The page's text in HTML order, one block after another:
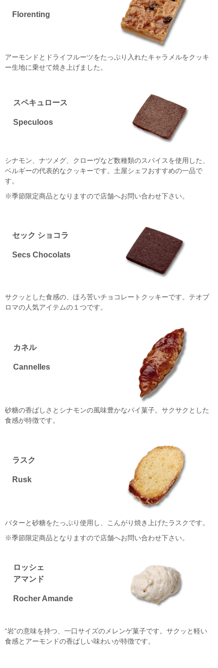
Florenting
アーモンドとドライフルーツをたっぷり入れたキャラメルをクッキ
ー生地に乗せて焼き上げました。
スペキュロース
Speculoos
シナモン、ナツメグ、クローヴなど数種類のスパイスを使用した、
ベルギーの代表的なクッキーです。土屋シェフおすすめの一品で
す。
※季節限定商品となりますので店舗へお問い合わせ下さい。
セック ショコラ
Secs Chocolats
サクッとした食感の、ほろ苦いチョコレートクッキーです。テオブ
ロマの人気アイテムの１つです。
カネル
Cannelles
砂糖の香ばしさとシナモンの風味豊かなパイ菓子。サクサクとした
食感が特徴です。
ラスク
Rusk
バターと砂糖をたっぷり使用し、こんがり焼き上げたラスクです。
※季節限定商品となりますので店舗へお問い合わせ下さい。
ロッシェ
アマンド
Rocher Amande
“岩”の意味を持つ、一口サイズのメレンゲ菓子です。サクッと軽い
食感とアーモンドの香ばしい味わいが特徴です。